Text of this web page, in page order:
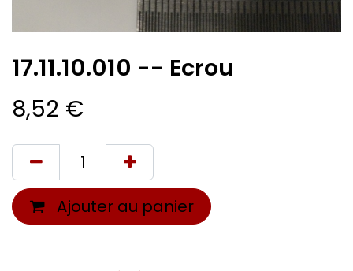
17.11.10.010 -- Ecrou
8,52 €
Ajouter au panier